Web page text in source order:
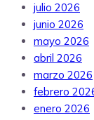
julio 2026
junio 2026
mayo 2026
abril 2026
marzo 2026
febrero
enero 2026